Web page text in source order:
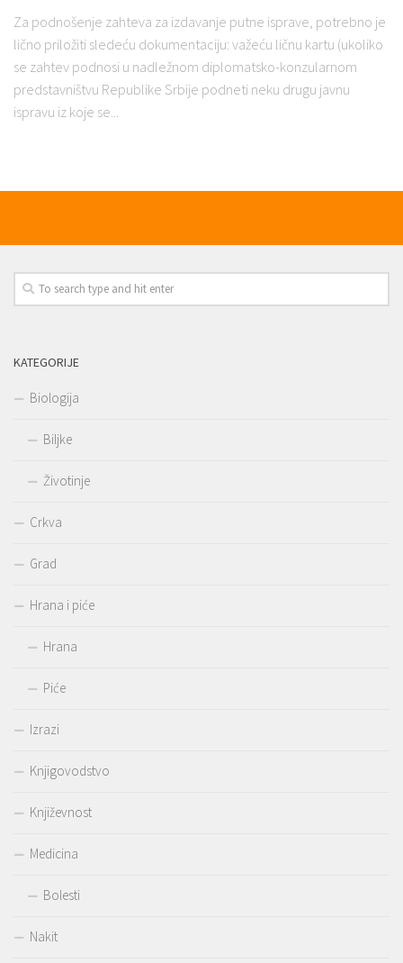
Za podnošenje zahteva za izdavanje putne isprave, potrebno je
lično priložiti sledeću dokumentaciju: važeću ličnu kartu (ukoliko
se zahtev podnosi u nadležnom diplomatsko-konzularnom
predstavništvu Republike Srbije podneti neku drugu javnu
ispravu iz koje se...
KATEGORIJE
Biologija
Biljke
Životinje
Crkva
Grad
Hrana i piće
Hrana
Piće
Izrazi
Knjigovodstvo
Književnost
Medicina
Bolesti
Nakit